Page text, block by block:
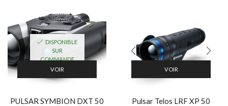
DISPONIBLE
SUR
COMMANDE
VOIR
PULSAR SYMBION DXT 50
VOIR
Pulsar Telos LRF XP 50